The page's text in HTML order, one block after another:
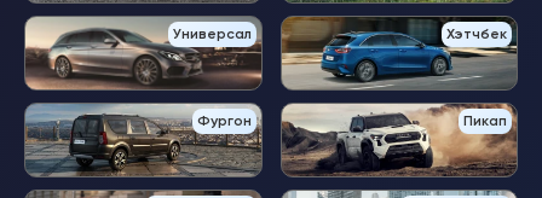
Универсал Хэтчбек
Фургон Пикап